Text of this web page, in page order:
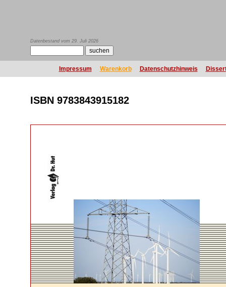
Datenbestand vom 29. Juli 2026
Impressum Warenkorb Datenschutzhinweis
ISBN 9783843915182